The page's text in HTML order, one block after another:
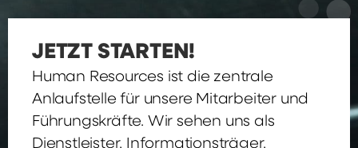
JETZT STARTEN!
Human Resources ist die zentrale
Anlaufstelle für unsere Mitarbeiter und
Führungskräfte. Wir sehen uns als
Dienstleister, Informationsträger,